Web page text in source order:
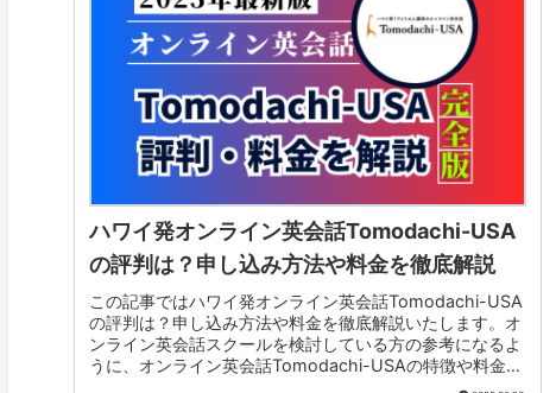
ハワイ発オンライン英会話Tomodachi-USA
の評判は？申し込み方法や料金を徹底解説
この記事ではハワイ発オンライン英会話Tomodachi-USA
の評判は？申し込み方法や料金を徹底解説いたします。オ
ンライン英会話スクールを検討している方の参考になるよ
うに、オンライン英会話Tomodachi-USAの特徴や料金・